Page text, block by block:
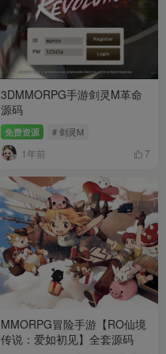
3DMMORPG手游剑灵M革命
源码
免费资源 # 剑灵M
1年前 7
MMORPG冒险手游【RO仙境
传说：爱如初见】全套源码